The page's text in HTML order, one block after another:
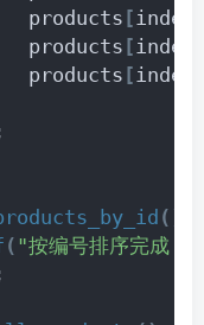
products
[index
products
[index
products
[index
()
( "按编号排序完成！